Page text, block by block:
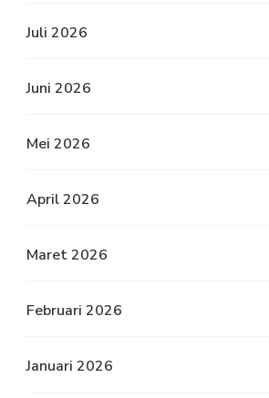
Juli 2026
Juni 2026
Mei 2026
April 2026
Maret 2026
Februari 2026
Januari 2026